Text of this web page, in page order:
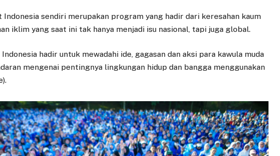
sendiri merupakan program yang hadir dari keresahan kaum
iklim yang saat ini tak hanya menjadi isu nasional, tapi juga global.
hadir untuk mewadahi ide, gagasan dan aksi para kawula muda
mengenai pentingnya lingkungan hidup dan bangga menggunakan